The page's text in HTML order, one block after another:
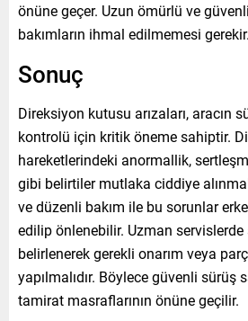
önüne geçer. Uzun ömürlü ve
bakımların ihmal edilmemesi gerekir.
Sonuç
Direksiyon kutusu arızaları, aracın
kontrolü için kritik öneme sahiptir.
hareketlerindeki anormallik,
gibi belirtiler mutlaka ciddiye
ve düzenli bakım ile bu sorunlar
edilip önlenebilir. Uzman servislerde
belirlenerek gerekli onarım veya
yapılmalıdır. Böylece güvenli sürüş
tamirat masraflarının önüne geçilir.